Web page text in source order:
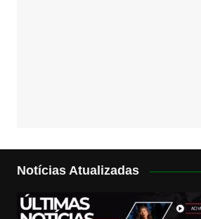
Notícias Atualizadas